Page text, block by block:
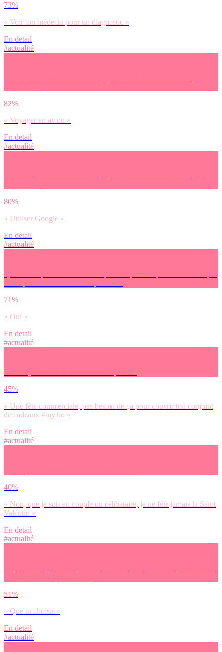
73%
« Voir ton médecin pour un diagnostic »
En detail
#actualité
82%
« Voyager en avion »
En detail
#actualité
80%
« Utiliser Google »
En detail
#actualité
71%
« Oui »
En detail
#actualité
45%
« Une fête commerciale, pas besoin de ça pour couvrir ton conjoint
de cadeaux #mytho »
En detail
#actualité
40%
« Non, que je sois en couple ou célibataire, je ne fête jamais la Saint
Valentin »
En detail
#actualité
51%
« Que tu choisis »
En detail
#actualité